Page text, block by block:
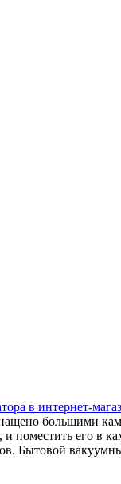
в интернет-
большими
его в
Бытовой